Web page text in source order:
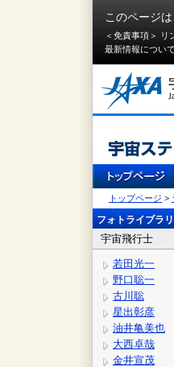
このページ
＜免責事項＞
最新情報について
トップページ >
フォトライブラリ
宇宙飛行士
若田光一
野口聡一
古川聡
星出彰彦
油井亀美也
大西卓哉
金井宣茂